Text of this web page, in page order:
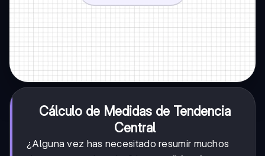
Cálculo de Medidas de Tendencia
Central
¿Alguna vez has necesitado resumir muchos